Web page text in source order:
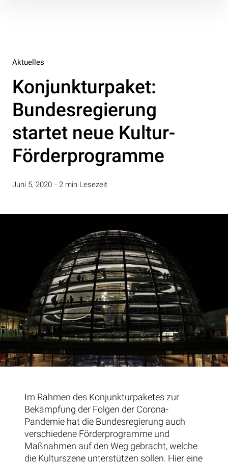
Aktuelles
Konjunkturpaket:
Bundesregierung
startet neue Kultur-
Förderprogramme
Juni 5, 2020 2 min Lesezeit
Im Rahmen des Konjunkturpaketes zur
Bekämpfung der Folgen der Corona-
Pandemie hat die Bundesregierung auch
verschiedene Förderprogramme und
Maßnahmen auf den Weg gebracht, welche
die Kulturszene unterstützen sollen. Hier eine